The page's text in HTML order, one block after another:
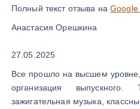
Полный текст отзыва наGoogle
Анастасия Орешкина
27.05.2025
Все прошло на высшем
организация
зажигательная музыка,